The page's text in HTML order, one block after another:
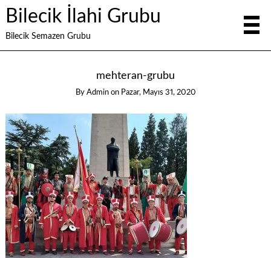
Bilecik İlahi Grubu
Bilecik Semazen Grubu
mehteran-grubu
By Admin on Pazar, Mayıs 31, 2020